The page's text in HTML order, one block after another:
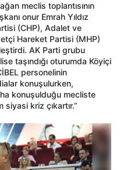
meclis toplantısının
onur Emrah Yıldız
(CHP), Adalet ve
Hareket Partisi (MHP)
AK Parti grubu
taşındığı oturumda Köyiçi
personelinin
konuşulurken,
konuşulduğu mecliste
siyasi kriz çıkartır.”